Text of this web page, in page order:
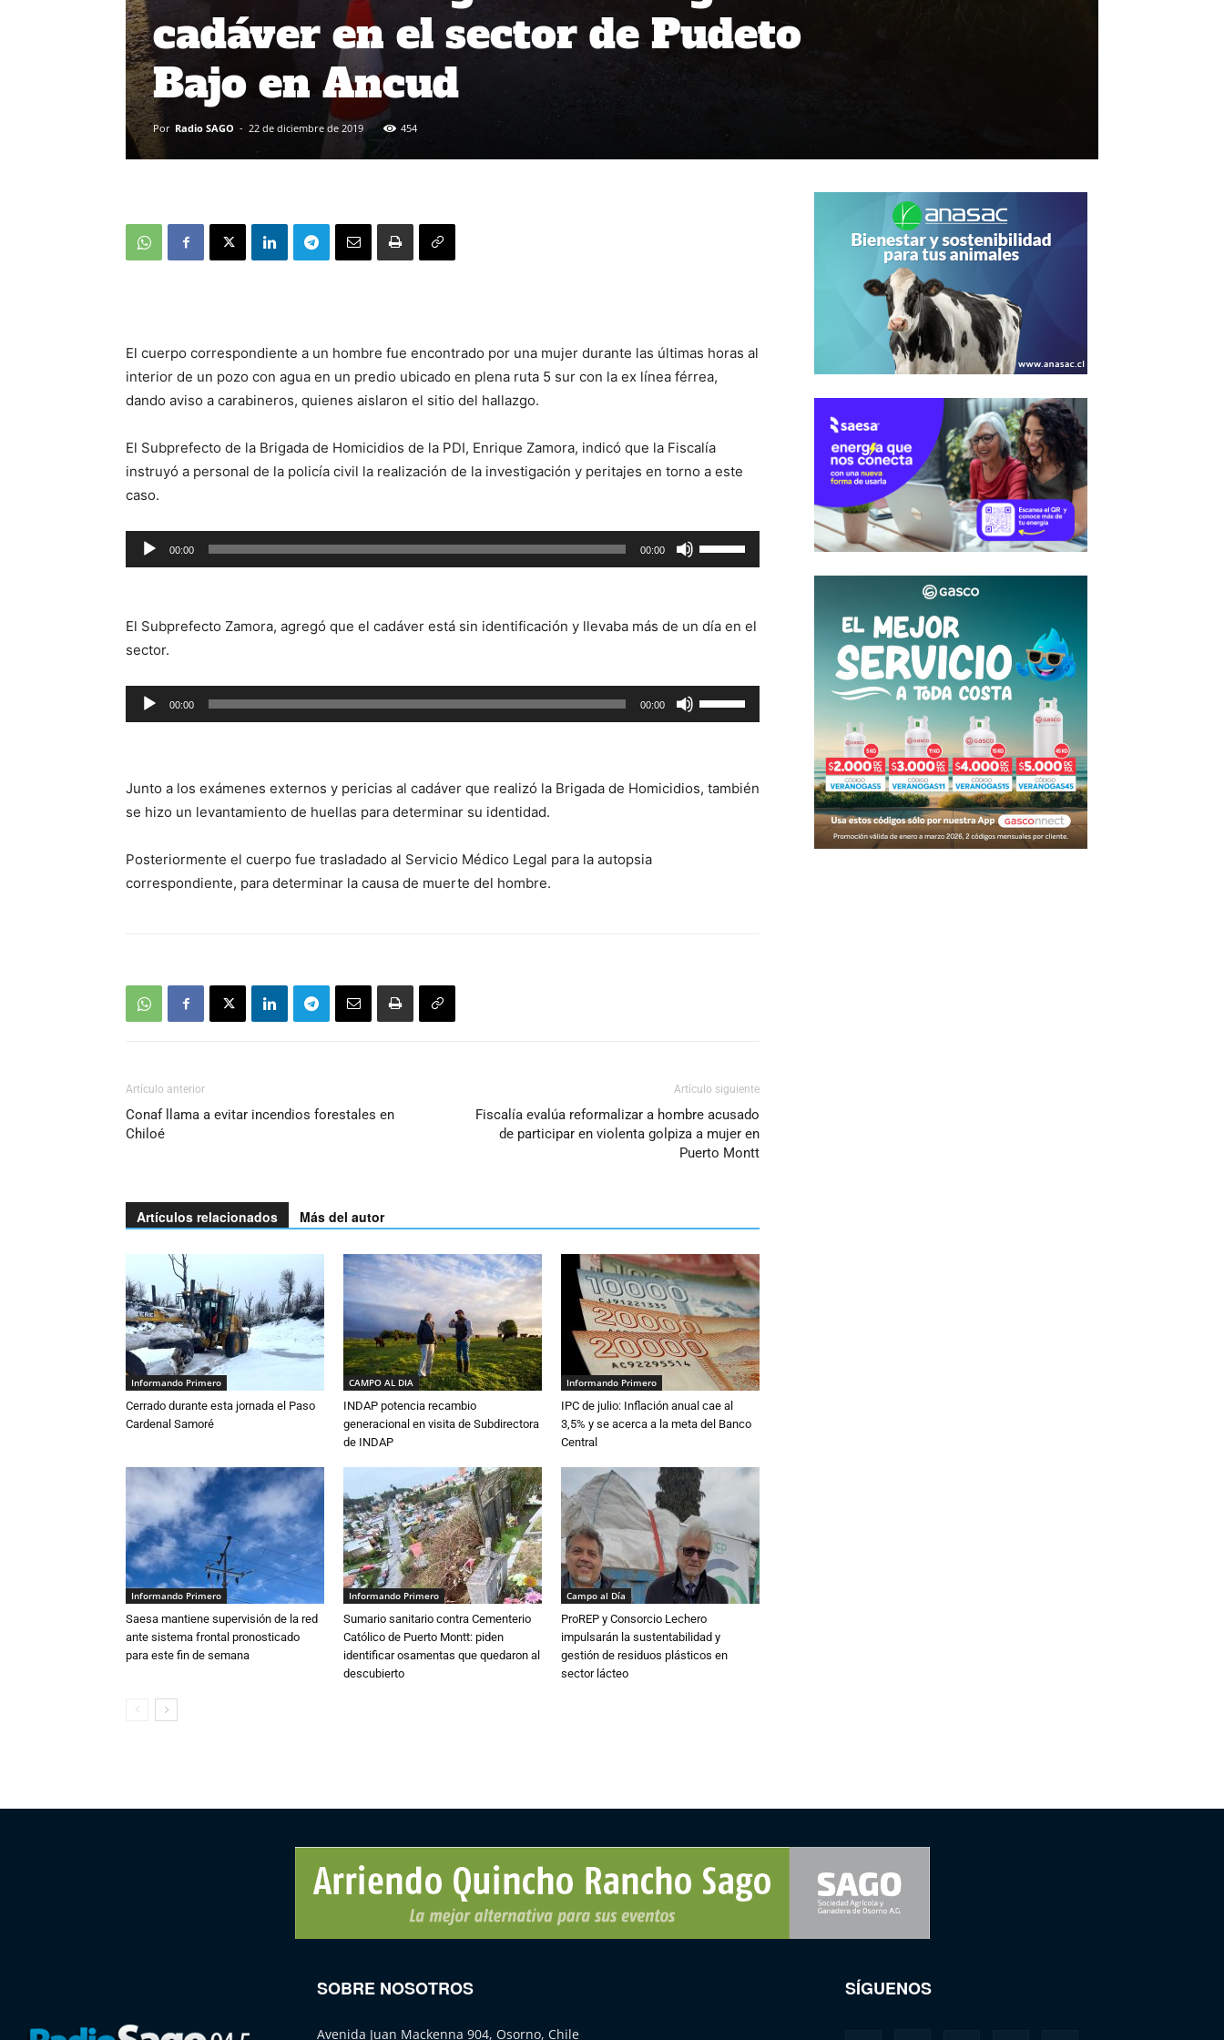
cadáver en el sector de Pudeto
Bajo en Ancud
Por Radio SAGO - 22 de diciembre de 2019 454
El cuerpo correspondiente a un hombre fue encontrado por una mujer durante las últimas horas al
interior de un pozo con agua en un predio ubicado en plena ruta 5 sur con la ex línea férrea,
dando aviso a carabineros, quienes aislaron el sitio del hallazgo.
El Subprefecto de la Brigada de Homicidios de la PDI, Enrique Zamora, indicó que la Fiscalía
instruyó a personal de la policía civil la realización de la investigación y peritajes en torno a este
caso.
Reproductor
de
00:00 00:00
las
flecha
para
aumentar
El Subprefecto Zamora, agregó que el cadáver está sin identificación y llevaba más de un día en el
sector.
Reproductor
de
00:00 00:00
las
flecha
Junto a los exámenes externos y pericias al cadáver que realizó la Brigada de Homicidios, también
se hizo un levantamiento de huellas para determinar su identidad.
Posteriormente el cuerpo fue trasladado al Servicio Médico Legal para la autopsia
correspondiente, para determinar la causa de muerte del hombre.
Artículo anterior
Conaf llama a evitar incendios forestales en
Chiloé
Artículo siguiente
Fiscalía evalúa reformalizar a hombre acusado
de participar en violenta golpiza a mujer en
Puerto Montt
Artículos relacionados Más del autor
Informando Primero
Cerrado durante esta jornada el Paso
Cardenal Samoré
CAMPO AL DIA
INDAP potencia recambio
generacional en visita de Subdirectora
de INDAP
Informando Primero
IPC de julio: Inflación anual cae al
3,5% y se acerca a la meta del Banco
Central
Informando Primero
Saesa mantiene supervisión de la red
ante sistema frontal pronosticado
para este fin de semana
Informando Primero
Sumario sanitario contra Cementerio
Católico de Puerto Montt: piden
identificar osamentas que quedaron al
descubierto
Campo al Día
ProREP y Consorcio Lechero
impulsarán la sustentabilidad y
gestión de residuos plásticos en
sector lácteo
SOBRE NOSOTROS
Avenida Juan Mackenna 904, Osorno, Chile
SÍGUENOS